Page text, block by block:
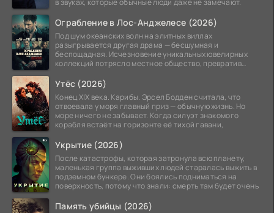
Ограбление в Лос-Анджелесе (2026)
Под шум океанских волн на элитных виллах
разыгрывается другая драма — бесшумная и
беспощадная. Исчезновение уникальных ювелирных
коллекций потрясло местное общество, превратив
Утёс (2026)
Конец XIX века. Карибы. Эрсел Бодден считала, что
отвоевала у моря главный приз — обычную жизнь. Но
море ничего не забывает. Когда силуэт знакомого
корабля встаёт на горизонте её тихой гавани,
Укрытие (2026)
После катастрофы, которая затронула всю планету,
маленькая группа выживших людей старалась выжить в
подземном бункере. Они боялись подниматься на
поверхность, потому что знали: смерть там будет очень
Память убийцы (2026)